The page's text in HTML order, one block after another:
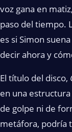
voz gana en
paso del tiempo.
es si Simon
decir ahora y
El título del disco,
en una
de golpe ni de
metáfora, podría